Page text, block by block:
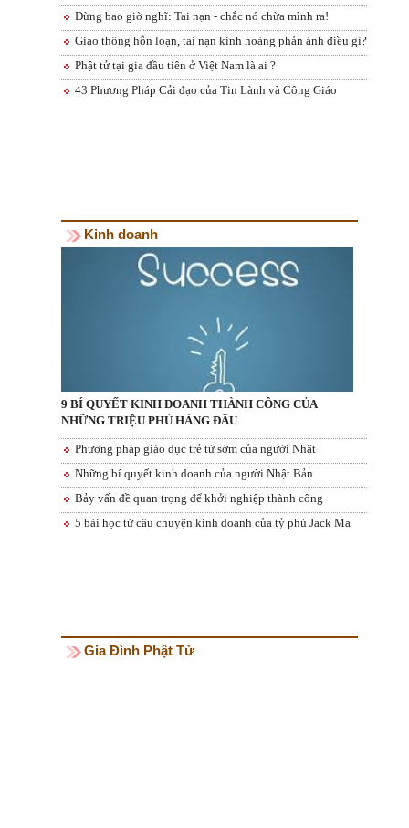
Đừng bao giờ nghĩ: Tai nạn - chắc nó chừa mình ra!
Giao thông hỗn loạn, tai nạn kinh hoàng phản ánh điều gì?
Phật tử tại gia đầu tiên ở Việt Nam là ai ?
43 Phương Pháp Cải đạo của Tin Lành và Công Giáo
Kinh doanh
9 BÍ QUYẾT KINH DOANH THÀNH CÔNG CỦA
NHỮNG TRIỆU PHÚ HÀNG ĐẦU
Phương pháp giáo dục trẻ từ sớm của người Nhật
Những bí quyết kinh doanh của người Nhật Bản
Bảy vấn đề quan trọng để khởi nghiệp thành công
5 bài học từ câu chuyện kinh doanh của tỷ phú Jack Ma
Gia Đình Phật Tử